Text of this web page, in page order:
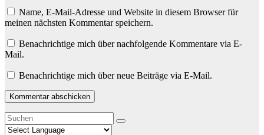
Name, E-Mail-Adresse und Website in diesem Browser für
meinen nächsten Kommentar speichern.
Benachrichtige mich über nachfolgende Kommentare via E-
Mail.
Benachrichtige mich über neue Beiträge via E-Mail.